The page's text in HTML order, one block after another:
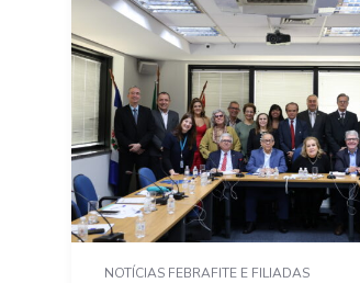
NOTÍCIAS FEBRAFITE E FILIADAS